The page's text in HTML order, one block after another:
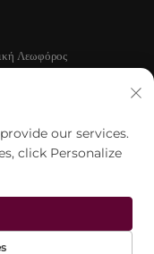
Λεωφόρος
Technology CO., LTD.
our services.
click Personalize